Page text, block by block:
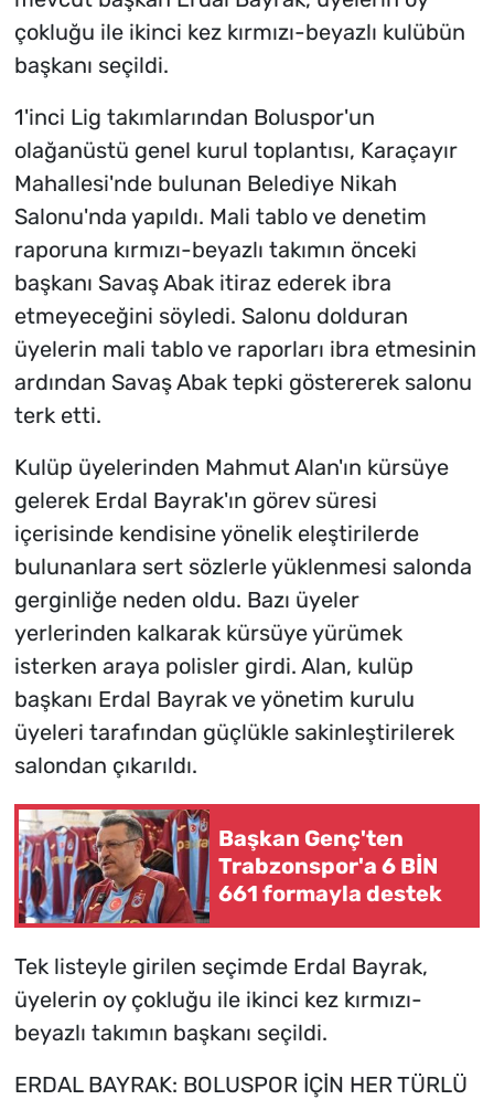
çokluğu ile ikinci kez kırmızı-beyazlı kulübün
başkanı seçildi.
1'inci Lig takımlarından Boluspor'un
olağanüstü genel kurul toplantısı, Karaçayır
Mahallesi'nde bulunan Belediye Nikah
Salonu'nda yapıldı. Mali tablo ve denetim
raporuna kırmızı-beyazlı takımın önceki
başkanı Savaş Abak itiraz ederek ibra
etmeyeceğini söyledi. Salonu dolduran
üyelerin mali tablo ve raporları ibra etmesinin
ardından Savaş Abak tepki göstererek salonu
terk etti.
Kulüp üyelerinden Mahmut Alan'ın kürsüye
gelerek Erdal Bayrak'ın görev süresi
içerisinde kendisine yönelik eleştirilerde
bulunanlara sert sözlerle yüklenmesi salonda
gerginliğe neden oldu. Bazı üyeler
yerlerinden kalkarak kürsüye yürümek
isterken araya polisler girdi. Alan, kulüp
başkanı Erdal Bayrak ve yönetim kurulu
üyeleri tarafından güçlükle sakinleştirilerek
salondan çıkarıldı.
Başkan Genç'ten
Trabzonspor'a 6 BİN
661 formayla destek
Tek listeyle girilen seçimde Erdal Bayrak,
üyelerin oy çokluğu ile ikinci kez kırmızı-
beyazlı takımın başkanı seçildi.
ERDAL BAYRAK: BOLUSPOR İÇİN HER TÜRLÜ